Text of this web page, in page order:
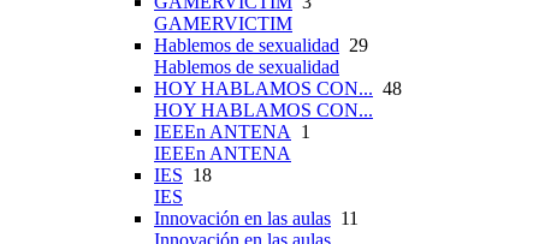
GAMERVICTIM
Hablemos de sexualidad 29
Hablemos de sexualidad
HOY HABLAMOS CON... 48
HOY HABLAMOS CON...
IEEEn ANTENA
1
IEEEn ANTENA
IES 18
IES
Innovación en las aulas 11